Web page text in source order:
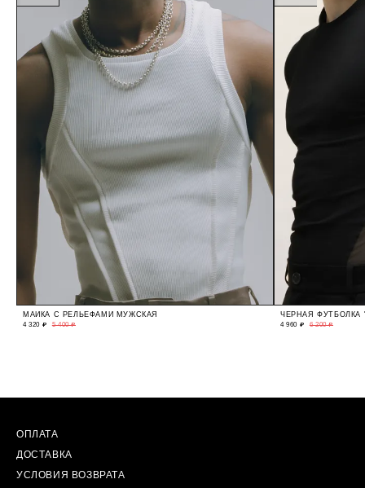
МАЙКА С РЕЛЬЕФАМИ МУЖСКАЯ
4 320 ₽ 5 400 ₽
ЧЕРНАЯ ФУТБОЛКА
4 960 ₽ 6 200 ₽
ОПЛАТА
ДОСТАВКА
УСЛОВИЯ ВОЗВРАТА